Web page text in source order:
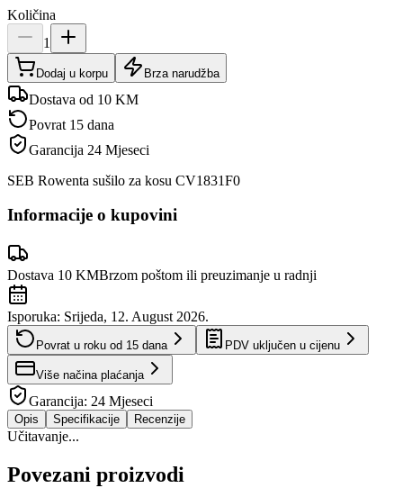
Količina
1
Dodaj u korpu Brza narudžba
Dostava od 10 KM
Povrat 15 dana
Garancija 24 Mjeseci
SEB Rowenta sušilo za kosu CV1831F0
Informacije o kupovini
Dostava 10 KMBrzom poštom ili preuzimanje u radnji
Isporuka: Srijeda, 12. August 2026.
Povrat u roku od 15 dana PDV uključen u cijenu
Više načina plaćanja
Garancija: 24 Mjeseci
Opis Specifikacije Recenzije
Učitavanje...
Povezani proizvodi